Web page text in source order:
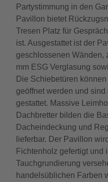
Partystimmung in den
Pavillon bietet
Tresen Platz für
ist. Ausgestattet ist der
geschlossenen Wänden,
mm ESG Verglasung
Die Schiebetüren
geöffnet werden und
gestattet. Massive
Dachbretter bilden die
Dacheindeckung und
lieferbar. Der Pavillon
Fichtenholz gefertigt und
Tauchgrundierung
handelsüblichen Farben